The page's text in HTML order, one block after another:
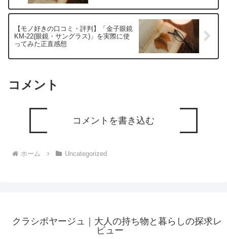
【モノ好きの口コミ・評判】「金子眼鏡
KM-22(眼鏡・サングラス)」を実際に使
ってみた正直感想
コメント
コメントを書き込む
ホーム Uncategorized
クラシボヤージュ｜大人の持ち物と暮らしの探求レ
ビュー